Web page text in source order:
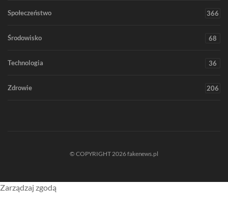
Społeczeństwo 366
Środowisko 68
Technologia 36
Zdrowie 206
© COPYRIGHT 2026 fakenews.pl
Zarządzaj zgodą